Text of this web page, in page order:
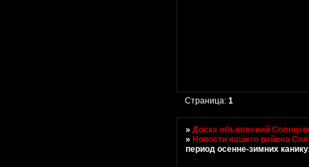
Страница:1
»Доска объявлений
»Новости нашего района
период осенне-зимних